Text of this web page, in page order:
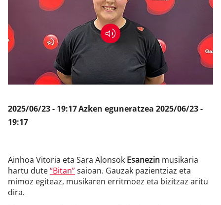
Klisk
2025/06/23 - 19:17Azken eguneratzea 2025/06/23 -
19:17
Ainhoa Vitoria eta Sara Alonsok Esanezin musikaria
hartu dute“Bitan”saioan. Gauzak pazientziaz eta
mimoz egiteaz, musikaren erritmoez eta bizitzaz aritu
dira.